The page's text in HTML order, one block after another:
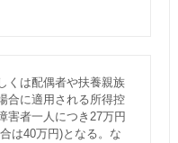
くは配偶者や扶養親族
合に適用される所得控
害者一人につき27万円
は40万円)となる。な